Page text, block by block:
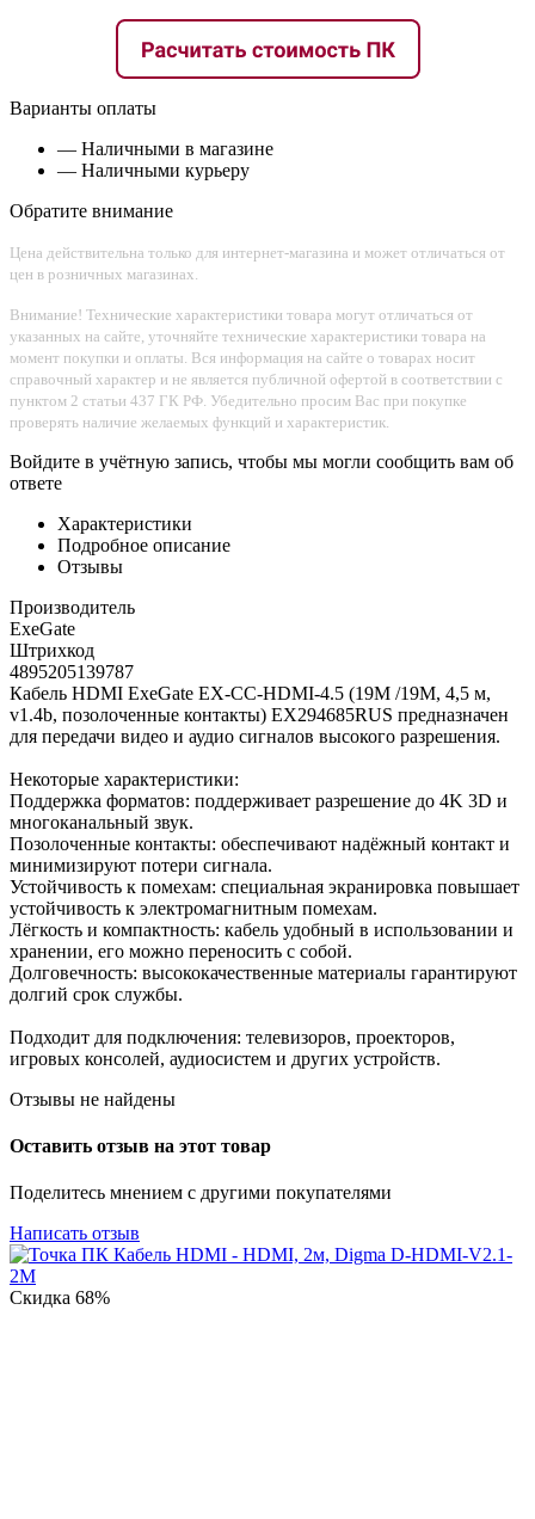
Варианты оплаты
— Наличными в магазине
— Наличными курьеру
Обратите внимание
Цена действительна только для интернет-магазина и может отличаться от
цен в розничных магазинах.
Внимание! Технические характеристики товара могут отличаться от
указанных на сайте, уточняйте технические характеристики товара на
момент покупки и оплаты. Вся информация на сайте о товарах носит
справочный характер и не является публичной офертой в соответствии с
пунктом 2 статьи 437 ГК РФ. Убедительно просим Вас при покупке
проверять наличие желаемых функций и характеристик.
Войдите в учётную запись, чтобы мы могли сообщить вам об
ответе
Характеристики
Подробное описание
Отзывы
Производитель
ExeGate
Штрихкод
4895205139787
Кабель HDMI ExeGate EX-CC-HDMI-4.5 (19M /19M, 4,5 м,
v1.4b, позолоченные контакты) EX294685RUS предназначен
для передачи видео и аудио сигналов высокого разрешения.
Некоторые характеристики:
Поддержка форматов: поддерживает разрешение до 4K 3D и
многоканальный звук.
Позолоченные контакты: обеспечивают надёжный контакт и
минимизируют потери сигнала.
Устойчивость к помехам: специальная экранировка повышает
устойчивость к электромагнитным помехам.
Лёгкость и компактность: кабель удобный в использовании и
хранении, его можно переносить с собой.
Долговечность: высококачественные материалы гарантируют
долгий срок службы.
Подходит для подключения: телевизоров, проекторов,
игровых консолей, аудиосистем и других устройств.
Отзывы не найдены
Оставить отзыв на этот товар
Поделитесь мнением с другими покупателями
Написать отзыв
Скидка 68%